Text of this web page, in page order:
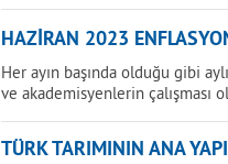
HAZİRAN 2023
Her ayın başında olduğu gibi
ve akademisyenlerin çalışması
TÜRK TARIMININ ANA